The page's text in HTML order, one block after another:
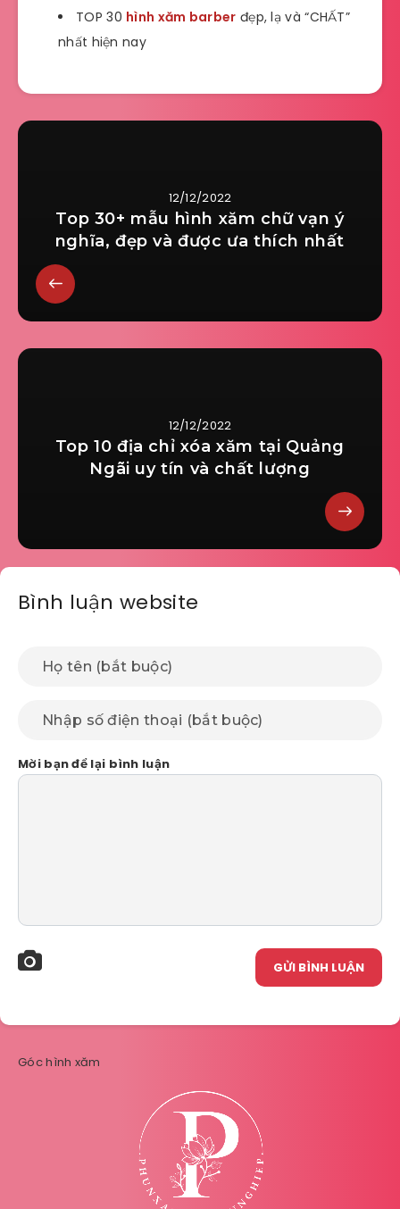
TOP 30 hình xăm barber đẹp, lạ và “CHẤT”
nhất hiện nay
12/12/2022
Top 30+ mẫu hình xăm chữ vạn ý
nghĩa, đẹp và được ưa thích nhất
12/12/2022
Top 10 địa chỉ xóa xăm tại Quảng
Ngãi uy tín và chất lượng
Bình luận website
Mời bạn để lại bình luận
GỬI BÌNH LUẬN
Góc hình xăm